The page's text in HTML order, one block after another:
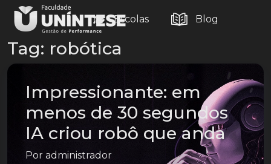
Escolas Blog
Tag: robótica
Impressionante: em
menos de 30 segundos
IA criou robô que anda
Por administrador